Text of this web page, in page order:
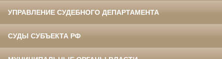
УПРАВЛЕНИЕ СУДЕБНОГО ДЕПАРТАМЕНТА
СУДЫ СУБЪЕКТА РФ